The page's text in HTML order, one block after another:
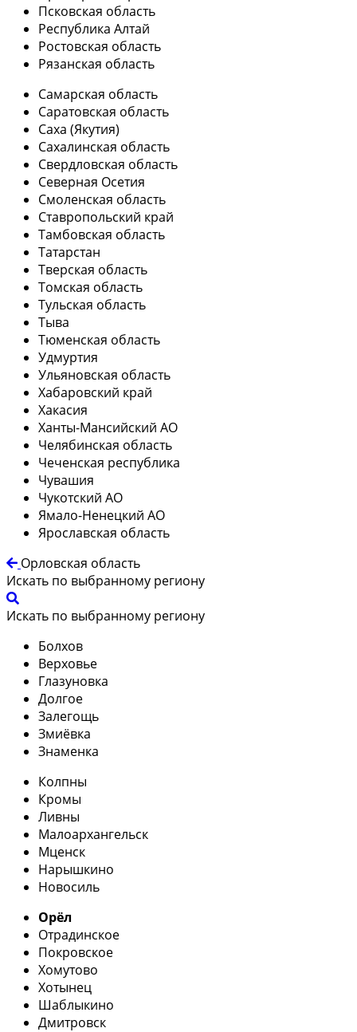
Псковская область
Республика Алтай
Ростовская область
Рязанская область
Самарская область
Саратовская область
Саха (Якутия)
Сахалинская область
Свердловская область
Северная Осетия
Смоленская область
Ставропольский край
Тамбовская область
Татарстан
Тверская область
Томская область
Тульская область
Тыва
Тюменская область
Удмуртия
Ульяновская область
Хабаровский край
Хакасия
Ханты-Мансийский АО
Челябинская область
Чеченская республика
Чувашия
Чукотский АО
Ямало-Ненецкий АО
Ярославская область
Орловская область
Искать по выбранному региону
Искать по выбранному региону
Болхов
Верховье
Глазуновка
Долгое
Залегощь
Змиёвка
Знаменка
Колпны
Кромы
Ливны
Малоархангельск
Мценск
Нарышкино
Новосиль
Орёл
Отрадинское
Покровское
Хомутово
Хотынец
Шаблыкино
Дмитровск